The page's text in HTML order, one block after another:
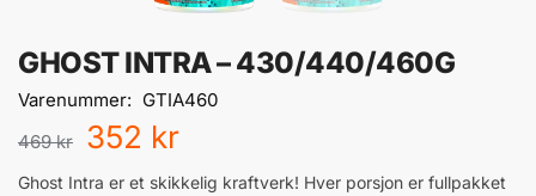
GHOST INTRA – 430/440/460G
Varenummer: GTIA460
469kr 352 kr
Ghost Intra er et skikkelig kraftverk! Hver porsjon er fullpakket